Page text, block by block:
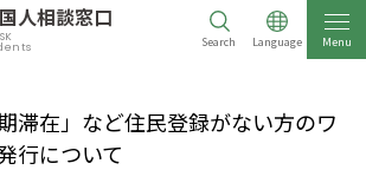
人相談窓口
Search Language Menu
滞在」など住民登録がない方のワ
行について